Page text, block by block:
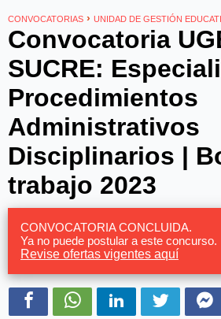
CONVOCATORIAS › UNIDAD DE GESTIÓN
Convocatoria
SUCRE:
Procedimientos
Administrativos
Disciplinarios |
trabajo 2023
CONVOCATORIA CONCLUIDA.
Ya no puede postular a este concurso.
Revise ofertas vigentes aquí